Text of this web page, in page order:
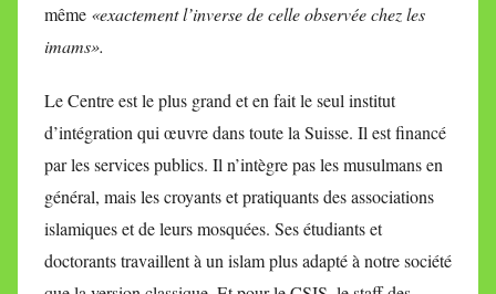
même «exactement l’inverse de celle observée chez les
imams».
Le Centre est le plus grand et en fait le seul institut
d’intégration qui œuvre dans toute la Suisse. Il est financé
par les services publics. Il n’intègre pas les musulmans en
général, mais les croyants et pratiquants des associations
islamiques et de leurs mosquées. Ses étudiants et
doctorants travaillent à un islam plus adapté à notre société